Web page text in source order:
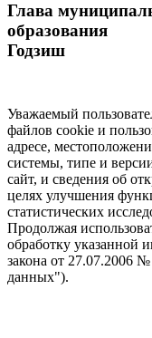
Глава
образования
Годзиш
Уважаемый
файлов cookie и
адресе,
системы, типе и
сайт, и сведения об
целях улучшения
статистических
Продолжая
обработку указанной
закона от 27.07.2006
данных").